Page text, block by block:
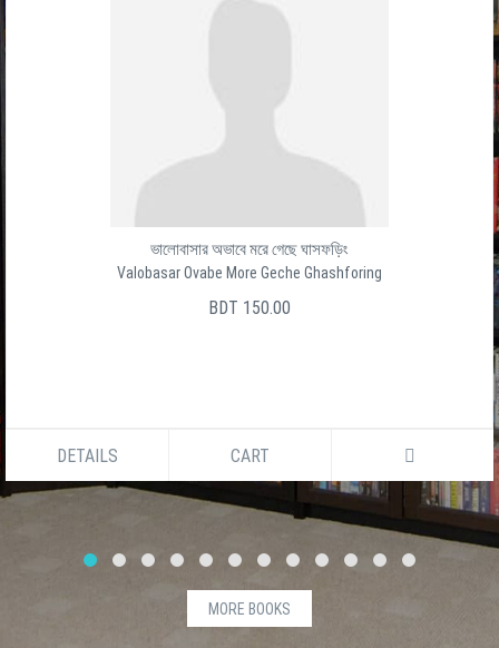
ভালোবাসার অভাবে মরে গেছে ঘাসফড়িং
Valobasar Ovabe More Geche Ghashforing
BDT 150.00
DETAILS CART
MORE BOOKS